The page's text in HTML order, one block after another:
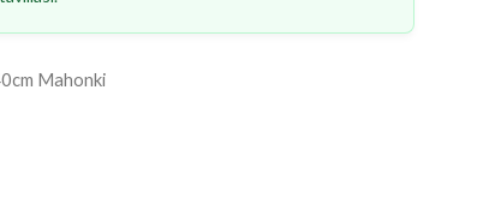
Mahonki